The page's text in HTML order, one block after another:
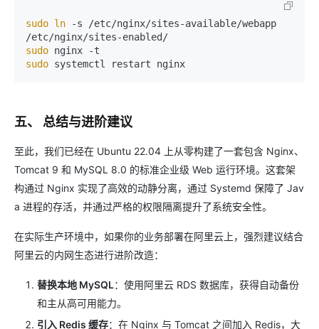
sudo ln -s /etc/nginx/sites-available/webapp
sudo
sudo
五、 总结与进阶建议
至此，我们已经在 Ubuntu 22.04 上从零构建了一套包含 Nginx、
Tomcat 9 和 MySQL 8.0 的标准企业级 Web 运行环境。这套架
构通过 Nginx 实现了高效的动静分离，通过 Systemd 保障了 Jav
a 进程的存活，并通过严格的权限隔离提升了系统安全性。
在实际生产环境中，如果你的业务部署在阿里云上，强烈建议结合
阿里云的内网生态进行进阶改造：
替换本地 MySQL：使用阿里云 RDS 数据库，获得自动备份
和主从高可用能力。
引入 Redis 缓存：在 Nginx 与 Tomcat 之间加入 Redis，大